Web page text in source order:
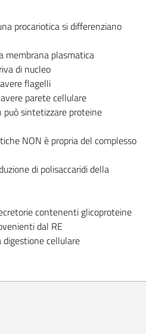
procariotica si differenziano
membrana plasmatica
di nucleo
flagelli
parete cellulare
può sintetizzare proteine
NON è propria del complesso
di polisaccaridi della
contenenti glicoproteine
dal RE
digestione cellulare